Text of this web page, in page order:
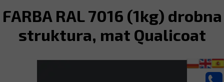
FARBA RAL 7016 (1kg) drobna
struktura, mat Qualicoat